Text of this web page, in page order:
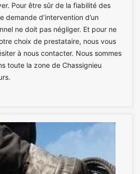
Pour être sûr de la fiabilité des
demande d’intervention d’un
ne doit pas négliger. Et pour ne
choix de prestataire, nous vous
à nous contacter. Nous sommes
toute la zone de Chassignieu